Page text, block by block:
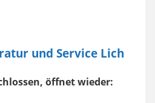
und Service Lich
öffnet wieder: